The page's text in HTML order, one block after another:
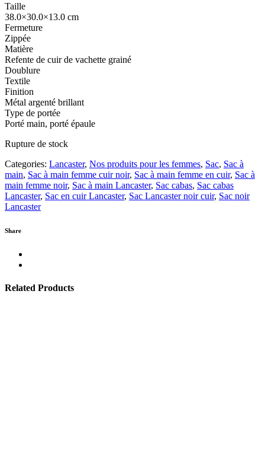
Taille
38.0×30.0×13.0 cm
Fermeture
Zippée
Matière
Refente de cuir de vachette grainé
Doublure
Textile
Finition
Métal argenté brillant
Type de portée
Porté main, porté épaule
Rupture de stock
Categories: Lancaster, Nos produits pour les femmes, Sac, Sac à
main, Sac à main femme cuir noir, Sac à main femme en cuir, Sac à
main femme noir, Sac à main Lancaster, Sac cabas, Sac cabas
Lancaster, Sac en cuir Lancaster, Sac Lancaster noir cuir, Sac noir
Lancaster
Share
Related Products